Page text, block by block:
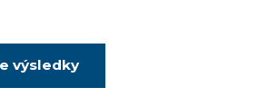
výsledky